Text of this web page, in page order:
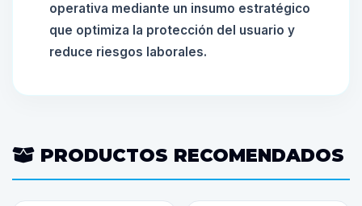
operativa mediante un insumo estratégico
que optimiza la protección del usuario y
reduce riesgos laborales.
PRODUCTOS RECOMENDADOS